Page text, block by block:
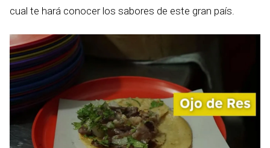
cual te hará conocer los sabores de este gran país.